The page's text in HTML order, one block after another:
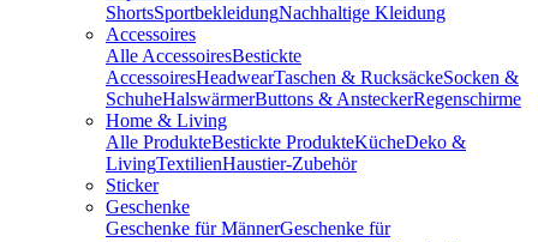
ShortsSportbekleidungNachhaltige Kleidung
Accessoires
Alle AccessoiresBestickte
AccessoiresHeadwearTaschen & RucksäckeSocken &
SchuheHalswärmerButtons & AnsteckerRegenschirme
Home & Living
Alle ProdukteBestickte ProdukteKücheDeko &
LivingTextilienHaustier-Zubehör
Sticker
Geschenke
Geschenke für MännerGeschenke für